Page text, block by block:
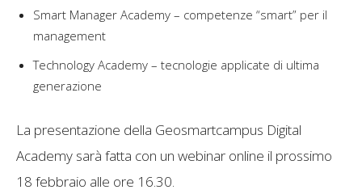
Smart Manager Academy – competenze “smart” per il
management
Technology Academy – tecnologie applicate di ultima
generazione
La presentazione della Geosmartcampus Digital
Academy sarà fatta con un webinar online il prossimo
18 febbraio alle ore 16.30.